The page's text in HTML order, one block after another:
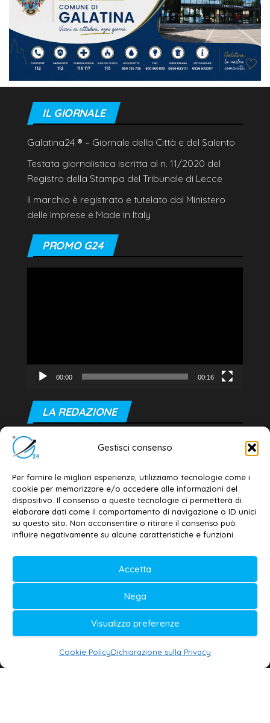
Gestisci consenso
Per fornire le migliori esperienze, utilizziamo tecnologie come i
cookie per memorizzare e/o accedere alle informazioni del
dispositivo. Il consenso a queste tecnologie ci permetterà di
elaborare dati come il comportamento di navigazione o ID unici
su questo sito. Non acconsentire o ritirare il consenso può
influire negativamente su alcune caratteristiche e funzioni.
Accetta
Nega
Visualizza preferenze
Cookie PolicyDichiarazione sulla Privacy
IL GIORNALE
Galatina24 ® – Giornale della Città e del Salento
Testata giornalistica iscritta al n. 11/2020 del
Registro della Stampa del Tribunale di Lecce
Il marchio è registrato e tutelato dal Ministero
delle Imprese e Made in Italy
PROMO G24
00:00 00:16
LA REDAZIONE
Editore e direttore responsabile:
Dott. Daniele G. Masciullo
Email: redazione@galatina24.it
Contatti –Disclaimer
Privacy policy –Cookie policy
© 2020-2026 | Galatina24 ®
Testata iscritta al n. 11/2020 Registro della
Stampa Tribunale di Lecce
Editore e direttore responsabile:
Daniele G. Masciullo